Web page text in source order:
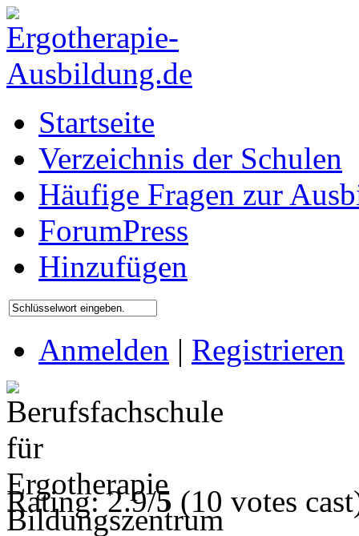
Startseite
Verzeichnis der Schulen
Häufige Fragen zur
ForumPress
Hinzufügen
Anmelden | Registrieren
Rating: 2.9/5 (10 votes